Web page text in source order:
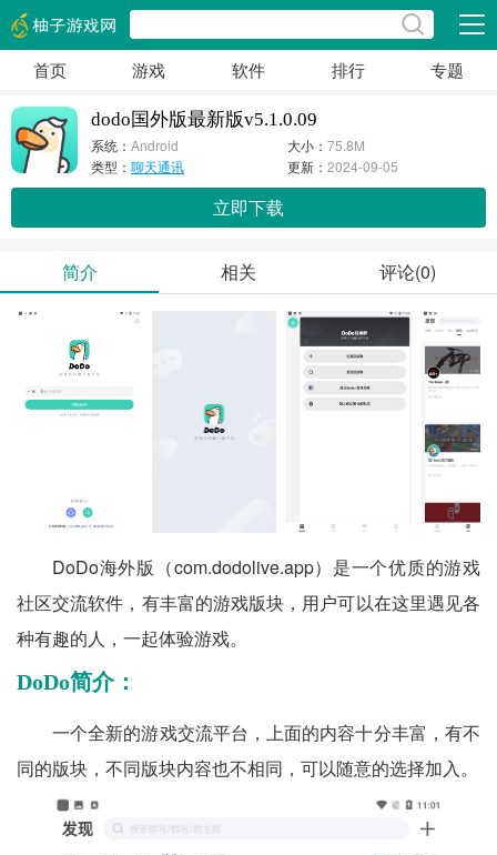
展开
首页 游戏 软件 排行 专题
dodo国外版最新版v5.1.0.09
系统： Android 大小：75.8M
类型： 聊天通讯 更新：2024-09-05
立即下载
简介 相关 评论(0)
DoDo海外版（com.dodolive.app）是一个优质的游戏
社区交流软件，有丰富的游戏版块，用户可以在这里遇见各
种有趣的人，一起体验游戏。
DoDo简介：
一个全新的游戏交流平台，上面的内容十分丰富，有不
同的版块，不同版块内容也不相同，可以随意的选择加入。